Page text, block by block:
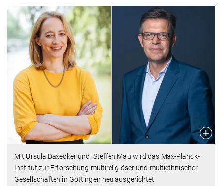
Mit Ursula Daxecker und Steffen Mau wird das Max-Planck-
Institut zur Erforschung multireligiöser und multiethnischer
Gesellschaften in Göttingen neu ausgerichtet